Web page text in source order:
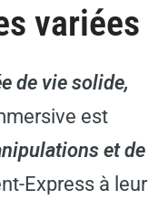
variées
de vie solide,
est
et de
Express à leur